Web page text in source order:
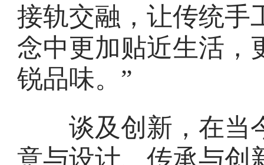
接轨交融，让传统手
念中更加贴近生活，
锐品味。”
谈及创新，在当
意与设计、传承与创